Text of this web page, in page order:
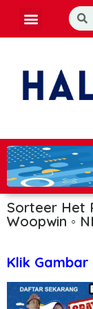
Sorteer Het
Woopwin ◦
Klik Gambar